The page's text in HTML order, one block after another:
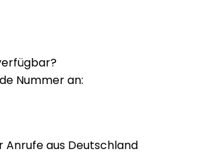
Nummer an:
Anrufe aus Deutschland